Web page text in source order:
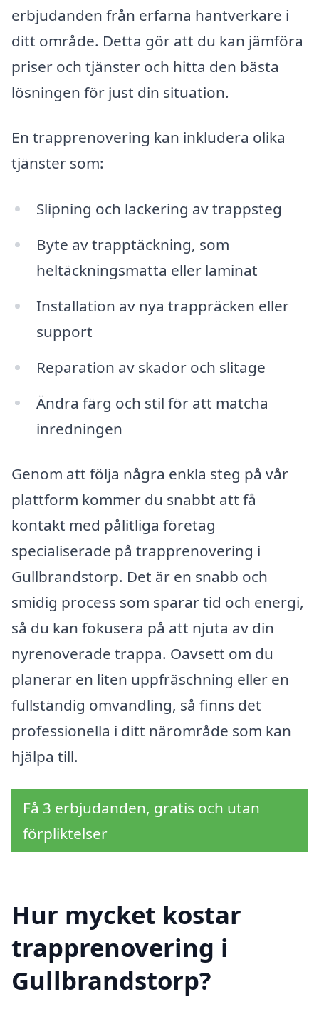
erbjudanden från erfarna hantverkare i
ditt område. Detta gör att du kan jämföra
priser och tjänster och hitta den bästa
lösningen för just din situation.
En trapprenovering kan inkludera olika
tjänster som:
Slipning och lackering av trappsteg
Byte av trapptäckning, som
heltäckningsmatta eller laminat
Installation av nya trappräcken eller
support
Reparation av skador och slitage
Ändra färg och stil för att matcha
inredningen
Genom att följa några enkla steg på vår
plattform kommer du snabbt att få
kontakt med pålitliga företag
specialiserade på trapprenovering i
Gullbrandstorp. Det är en snabb och
smidig process som sparar tid och energi,
så du kan fokusera på att njuta av din
nyrenoverade trappa. Oavsett om du
planerar en liten uppfräschning eller en
fullständig omvandling, så finns det
professionella i ditt närområde som kan
hjälpa till.
Få 3 erbjudanden, gratis och utan
förpliktelser
Hur mycket kostar
trapprenovering i
Gullbrandstorp?